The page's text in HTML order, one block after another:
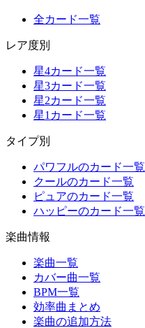
全カード一覧
レア度別
星4カード一覧
星3カード一覧
星2カード一覧
星1カード一覧
タイプ別
パワフルのカード一覧
クールのカード一覧
ピュアのカード一覧
ハッピーのカード一覧
楽曲情報
楽曲一覧
カバー曲一覧
BPM一覧
効率曲まとめ
楽曲の追加方法